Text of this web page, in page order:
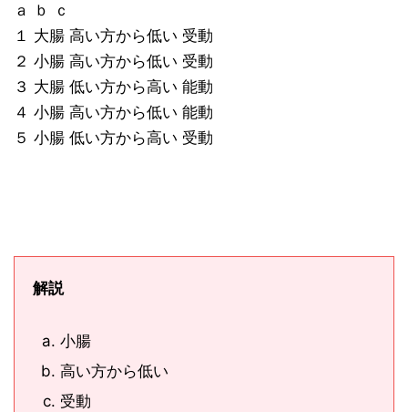
ａ ｂ ｃ
１ 大腸 高い方から低い 受動
２ 小腸 高い方から低い 受動
３ 大腸 低い方から高い 能動
４ 小腸 高い方から低い 能動
５ 小腸 低い方から高い 受動
解説
小腸
高い方から低い
受動